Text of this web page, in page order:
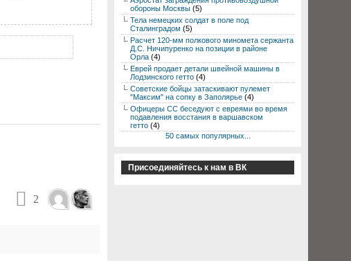
2
обороны Москвы (5)
Тела немецких солдат в поле под
Сталинградом (5)
Расчет 120-мм полкового миномета сержанта
Д.С. Ничипуренко на позиции в районе
Орла (4)
Еврей продает детали швейной машины в
Лодзинского гетто (4)
Советские бойцы затаскивают пулемет
"Максим" на сопку в Заполярье (4)
Офицеры СС беседуют с евреями во время
подавления восстания в варшавском
гетто (4)
50 самых популярных...
Присоединяйтесь к нам в ВК